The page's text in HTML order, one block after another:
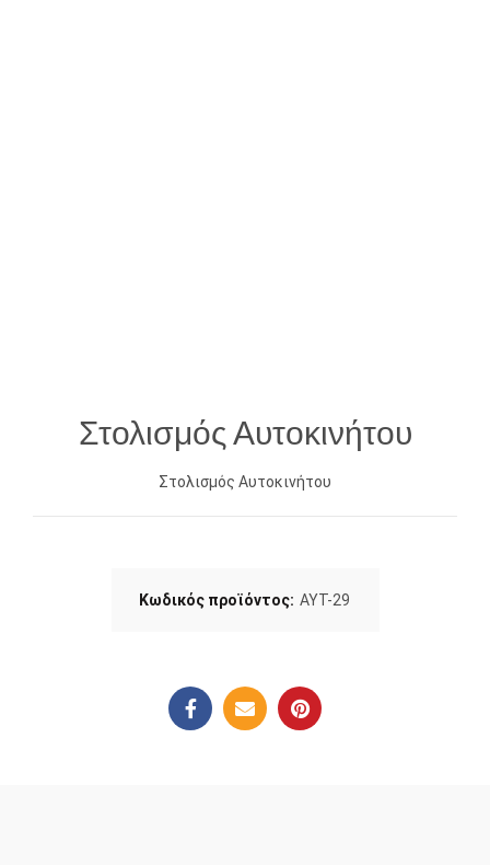
Στολισμός Αυτοκινήτου
Στολισμός Αυτοκινήτου
Κωδικός προϊόντος: ΑΥΤ-29